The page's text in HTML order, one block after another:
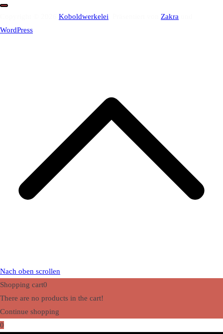
Koboldwerkelei Zakra
WordPress
Nach oben scrollen
Shopping cart0
There are no products in the cart!
Continue shopping
0